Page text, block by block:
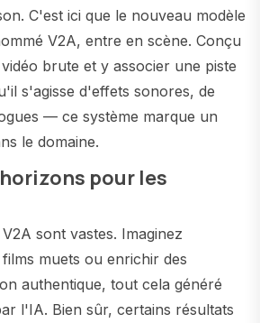
C'est ici que le nouveau modèle
V2A, entre en scène. Conçu
brute et y associer une piste
s'agisse d'effets sonores, de
— ce système marque un
le domaine.
pour les
sont vastes. Imaginez
muets ou enrichir des
authentique, tout cela généré
l'IA. Bien sûr, certains résultats